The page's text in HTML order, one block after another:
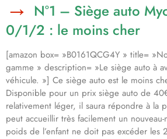
N°1 – Siège auto
0/1/2 : le moins cher
[amazon box= »B0161QCG4Y » title=
gamme » description= »Le siège auto à
véhicule. »] Ce siège auto est le moins
Disponible pour un prix siège auto de
relativement léger, il saura répondre à la
peut accueillir très facilement un
poids de l’enfant ne doit pas excéder les